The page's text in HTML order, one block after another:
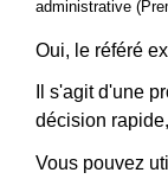
administrative
Oui, le référé
Il s'agit d'une
décision
Vous pouvez